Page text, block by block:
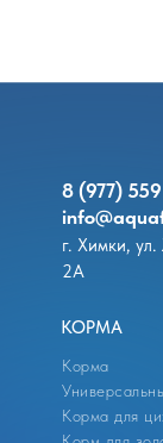
Корма
Корма для
8 (977)
info@
КОРМА
г. Химки,
2А